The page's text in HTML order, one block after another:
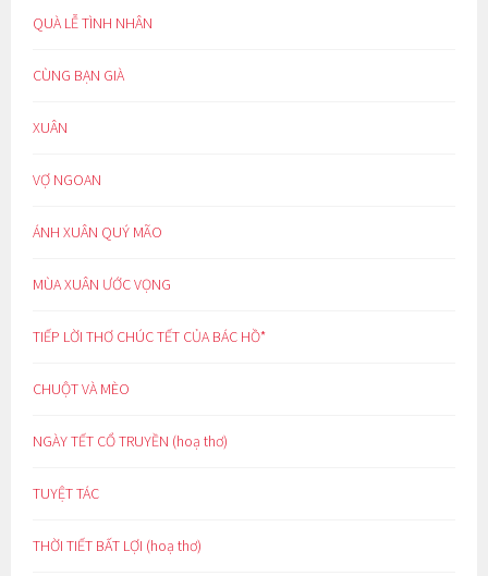
QUÀ LỄ TÌNH NHÂN
CÙNG BẠN GIÀ
XUÂN
VỢ NGOAN
ÁNH XUÂN QUÝ MÃO
MÙA XUÂN ƯỚC VỌNG
TIẾP LỜI THƠ CHÚC TẾT CỦA BÁC HỒ*
CHUỘT VÀ MÈO
NGÀY TẾT CỔ TRUYỀN (hoạ thơ)
TUYỆT TÁC
THỜI TIẾT BẤT LỢI (hoạ thơ)